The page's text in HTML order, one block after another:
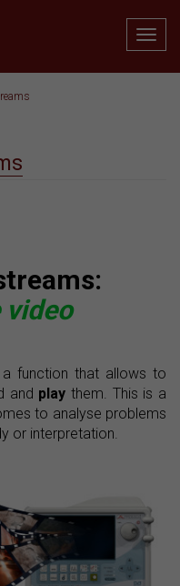
video
function that allows to
and play them. This is a
to analyse problems
or interpretation.